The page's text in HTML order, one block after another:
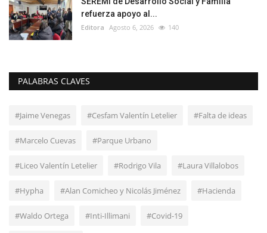
refuerza apoyo al...
Editora Agosto 6, 2026 140
PALABRAS CLAVES
#Jaime Venegas #Cesfam Valentín Letelier #Falta de ideas
#Marcelo Cuevas #Parque Urbano
#Liceo Valentín Letelier #Rodrigo Vila #Laura Villalobos
#Hypha #Alan Comicheo y Nicolás Jiménez #Hacienda
#Waldo Ortega #Inti-Illimani #Covid-19